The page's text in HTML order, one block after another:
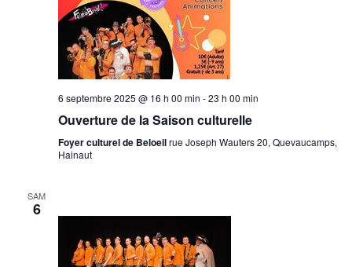
6 septembre 2025 @ 16 h 00 min -23 h 00 min
Ouverture de la Saison culturelle
Foyer culturel de Beloeilrue Joseph Wauters 20, Quevaucamps,
Hainaut
SAM
6